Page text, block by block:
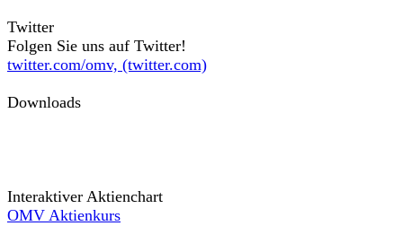
Twitter
Folgen Sie uns auf Twitter!
twitter.com/omv, (twitter.com)
Downloads
Interaktiver Aktienchart
OMV Aktienkurs